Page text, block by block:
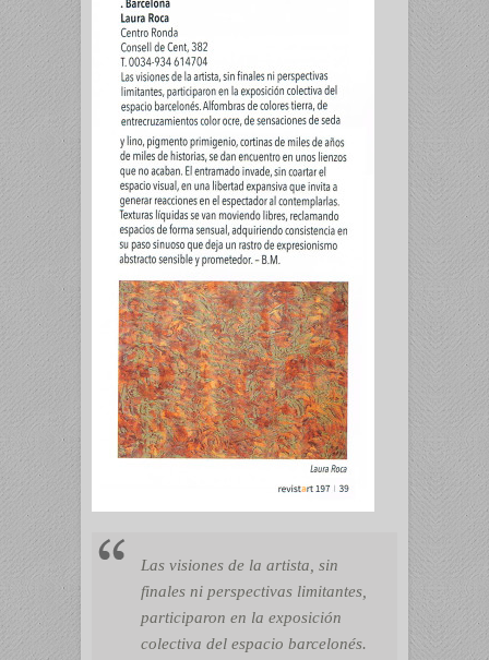
Las visiones de la artista, sin
finales ni perspectivas limitantes,
participaron en la exposición
colectiva del espacio barcelonés.